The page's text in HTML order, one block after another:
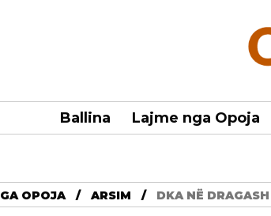
Ballina Lajme nga Opoja
OPOJA ARSIM DKA NË